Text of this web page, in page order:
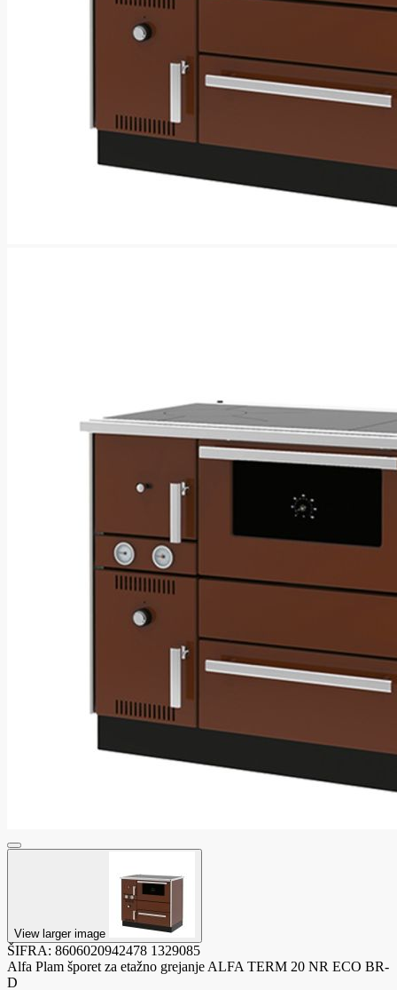
View larger image
ŠIFRA: 8606020942478 1329085
Alfa Plam šporet za etažno grejanje ALFA TERM 20 NR ECO BR-
D